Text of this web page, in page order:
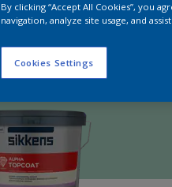
By clicking “Accept All Cookies”, you
navigation, analyze site usage, and
Cookies Settings